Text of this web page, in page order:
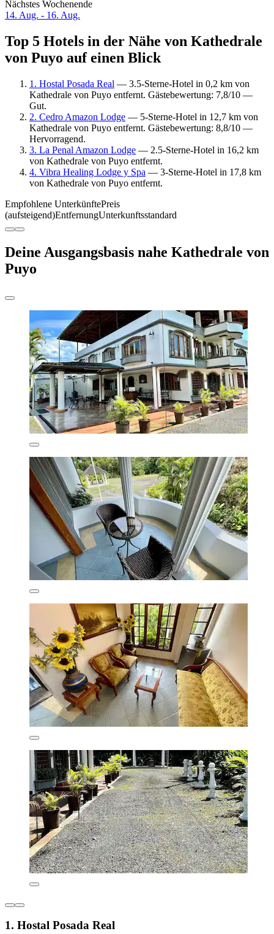
Nächstes Wochenende
14. Aug. - 16. Aug.
Top 5 Hotels in der Nähe von Kathedrale
von Puyo auf einen Blick
1. Hostal Posada Real — 3.5-Sterne-Hotel in 0,2 km von
Kathedrale von Puyo entfernt. Gästebewertung: 7,8/10 —
Gut.
2. Cedro Amazon Lodge — 5-Sterne-Hotel in 12,7 km von
Kathedrale von Puyo entfernt. Gästebewertung: 8,8/10 —
Hervorragend.
3. La Penal Amazon Lodge — 2.5-Sterne-Hotel in 16,2 km
von Kathedrale von Puyo entfernt.
4. Vibra Healing Lodge y Spa — 3-Sterne-Hotel in 17,8 km
von Kathedrale von Puyo entfernt.
Empfohlene UnterkünftePreis
(aufsteigend)EntfernungUnterkunftsstandard
Deine Ausgangsbasis nahe Kathedrale von
Puyo
1. Hostal Posada Real